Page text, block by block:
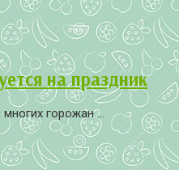
на праздник
горожан ...